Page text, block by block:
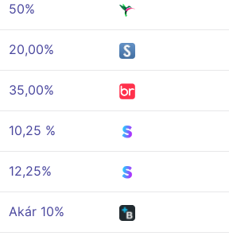
50%
20,00%
35,00%
10,25 %
12,25%
Akár 10%